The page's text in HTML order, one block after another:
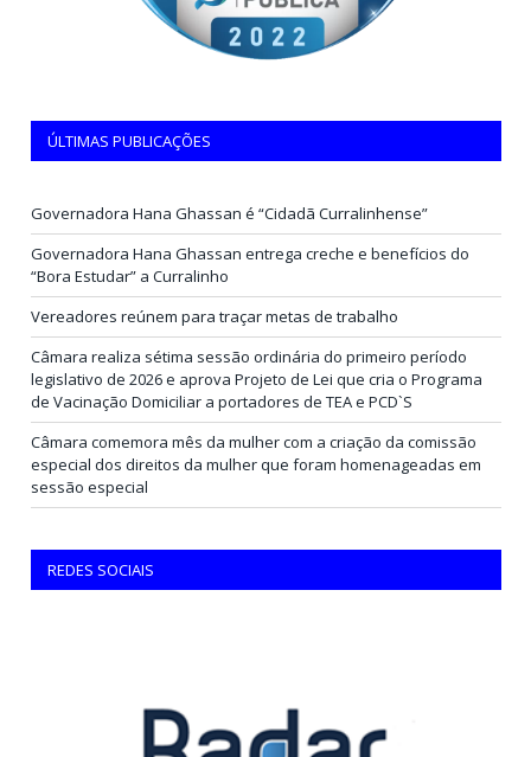
ÚLTIMAS PUBLICAÇÕES
Governadora Hana Ghassan é “Cidadã Curralinhense”
Governadora Hana Ghassan entrega creche e benefícios do
“Bora Estudar” a Curralinho
Vereadores reúnem para traçar metas de trabalho
Câmara realiza sétima sessão ordinária do primeiro período
legislativo de 2026 e aprova Projeto de Lei que cria o Programa
de Vacinação Domiciliar a portadores de TEA e PCD`S
Câmara comemora mês da mulher com a criação da comissão
especial dos direitos da mulher que foram homenageadas em
sessão especial
REDES SOCIAIS